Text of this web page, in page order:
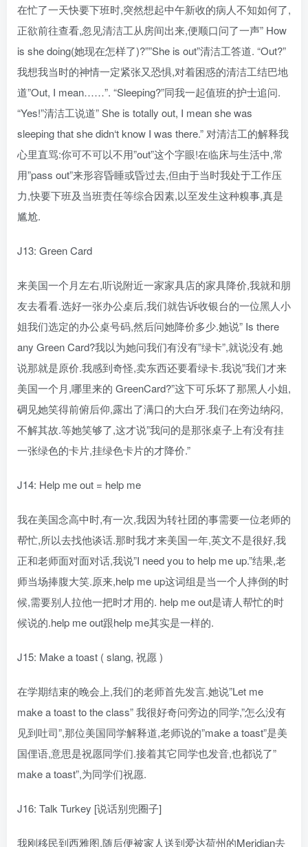
在忙了一天快要下班时,突然想起中午新收的病人不知如何了,
正欲前往查看,忽见清洁工从房间出来,便顺口问了一声” How
is she doing(她现在怎样了)?””She is out”清洁工答道. “Out?”
我想我当时的神情一定紧张又恐惧,对着困惑的清洁工结巴地
道”Out, I mean……”. “Sleeping?”同我一起值班的护士追问.
“Yes!”清洁工说道” She is totally out, I mean she was
sleeping that she didn‘t know I was there.” 对清洁工的解释我
心里直骂:你可不可以不用”out”这个字眼!在临床与生活中,常
用”pass out”来形容昏睡或昏过去,但由于当时我处于工作压
力,快要下班及当班责任等综合因素,以至发生这种糗事,真是
尴尬.
J13: Green Card
来美国一个月左右,听说附近一家家具店的家具降价,我就和朋
友去看看.选好一张办公桌后,我们就告诉收银台的一位黑人小
姐我们选定的办公桌号码,然后问她降价多少.她说” Is there
any Green Card?我以为她问我们有没有”绿卡”,就说没有.她
说那就是原价.我感到奇怪,卖东西还要看绿卡.我说”我们才来
美国一个月,哪里来的 GreenCard?”这下可乐坏了那黑人小姐,
碉见她笑得前俯后仰,露出了满口的大白牙.我们在旁边纳闷,
不解其故.等她笑够了,这才说”我问的是那张桌子上有没有挂
一张绿色的卡片,挂绿色卡片的才降价.”
J14: Help me out = help me
我在美国念高中时,有一次,我因为转社团的事需要一位老师的
帮忙,所以去找他谈话.那时我才来美国一年,英文不是很好,我
正和老师面对面对话,我说”I need you to help me up.”结果,老
师当场捧腹大笑.原来,help me up这词组是当一个人摔倒的时
候,需要别人拉他一把时才用的. help me out是请人帮忙的时
候说的.help me out跟help me其实是一样的.
J15: Make a toast ( slang, 祝愿 )
在学期结束的晚会上,我们的老师首先发言.她说”Let me
make a toast to the class” 我很好奇问旁边的同学,”怎么没有
见到吐司”,那位美国同学解释道,老师说的”make a toast”是美
国俚语,意思是祝愿同学们.接着其它同学也发音,也都说了”
make a toast”,为同学们祝愿.
J16: Talk Turkey [说话别兜圈子]
我刚移民到西雅图,随后便被家人送到爱达荷州的Meridian去